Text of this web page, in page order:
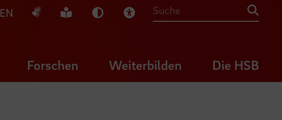
EN Deutsche Gebärdensprache
Leichte Sprache
Dunkel-Modus
Visuelle Hilfe
Suche
Forschen Weiterbilden Die HSB